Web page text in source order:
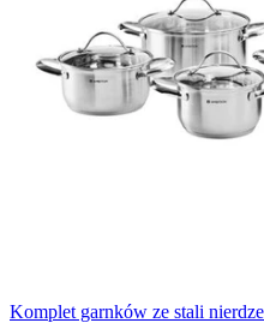
Komplet garnków ze stali